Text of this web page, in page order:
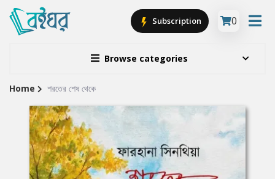
Browse categories
Subscription 0
Site
Breadcrumb
Home শরতের শেষ থেকে